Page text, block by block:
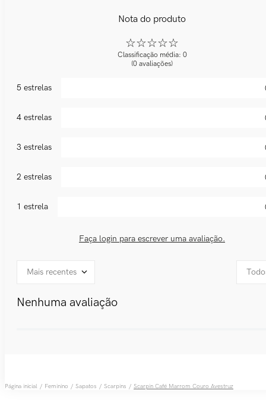
☆☆☆☆☆
Classificação média: 0
(0 avaliações)
5 estrelas
4 estrelas
3 estrelas
2 estrelas
1 estrela
Faça login para escrever uma avaliação.
Mais recentes
Nenhuma avaliação
Feminino Sapatos Scarpins Scarpin Café Marrom Couro Avestruz